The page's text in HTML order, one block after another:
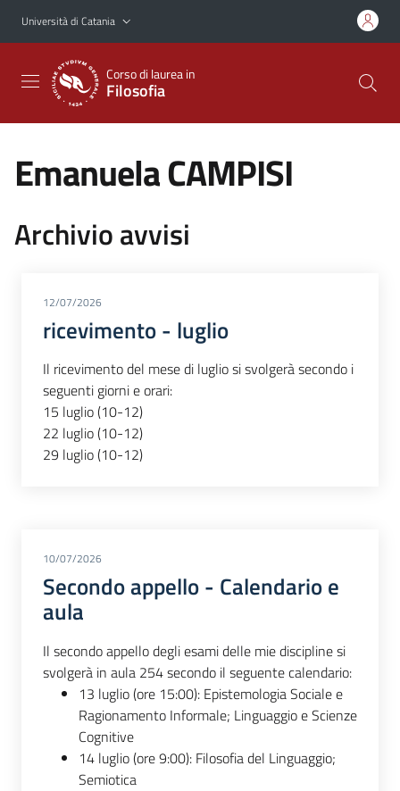
Vai al contenuto principale
Vai al menu di navigazione
Università di Catania
Corso di laurea in
Filosofia
Emanuela CAMPISI
Archivio avvisi
12/07/2026
ricevimento - luglio
Il ricevimento del mese di luglio si svolgerà secondo i
seguenti giorni e orari:
15 luglio (10-12)
22 luglio (10-12)
29 luglio (10-12)
10/07/2026
Secondo appello - Calendario e
aula
Il secondo appello degli esami delle mie discipline si
svolgerà in aula 254 secondo il seguente calendario:
13 luglio (ore 15:00): Epistemologia Sociale e
Ragionamento Informale; Linguaggio e Scienze
Cognitive
14 luglio (ore 9:00): Filosofia del Linguaggio;
Semiotica